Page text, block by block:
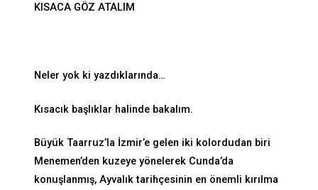
KISACA GÖZ ATALIM
Neler yok ki yazdıklarında…
Kısacık başlıklar halinde bakalım.
Büyük Taarruz’la İzmir’e gelen iki kolordudan biri
Menemen’den kuzeye yönelerek Cunda’da
konuşlanmış, Ayvalık tarihçesinin en önemli kırılma